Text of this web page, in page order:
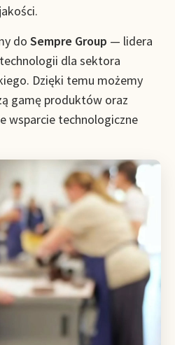
do Sempre Group — lidera
dla sektora
Dzięki temu możemy
gamę produktów oraz
wsparcie technologiczne